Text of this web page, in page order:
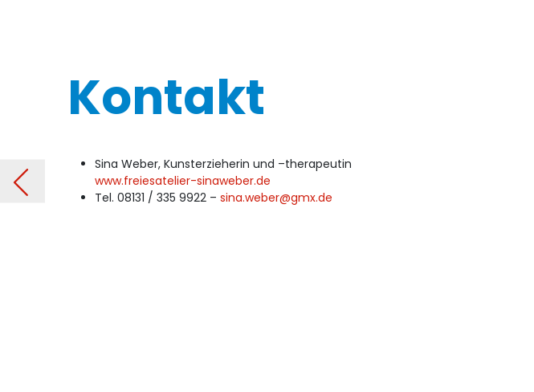
Kontakt
Sina Weber, Kunsterzieherin und –therapeutin
www.freiesatelier-sinaweber.de
Tel. 08131 / 335 9922 –sina.weber@gmx.de
Vorheriger Beitrag: